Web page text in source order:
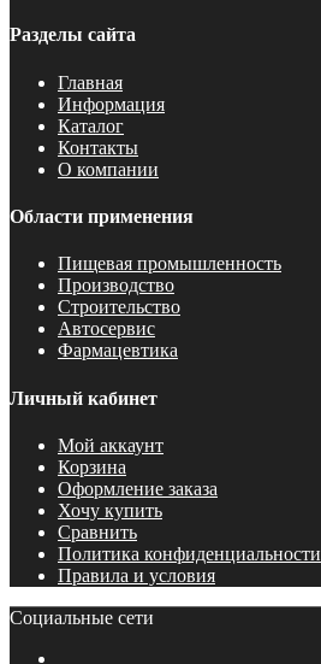
Разделы сайта
Главная
Информация
Каталог
Контакты
О компании
Области применения
Пищевая промышленность
Производство
Строительство
Автосервис
Фармацевтика
Личный кабинет
Мой аккаунт
Корзина
Оформление заказа
Хочу купить
Сравнить
Политика конфиденциальности
Правила и условия
Социальные сети